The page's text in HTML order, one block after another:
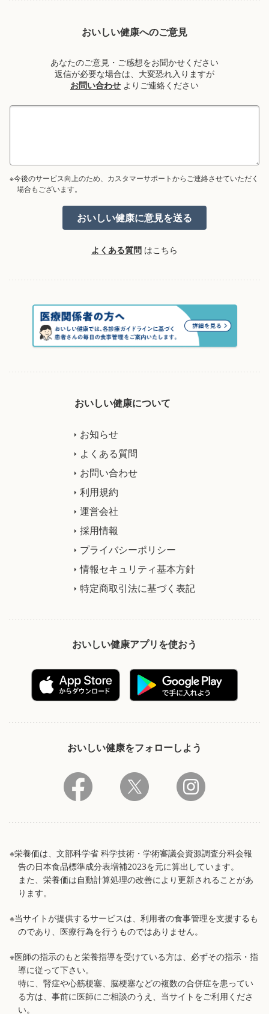
おいしい健康へのご意見
あなたのご意見・ご感想をお聞かせください
返信が必要な場合は、大変恐れ入りますが
お問い合わせ よりご連絡ください
※今後のサービス向上のため、カスタマーサポートからご連絡させていただく
場合もございます。
よくある質問 はこちら
おいしい健康について
お知らせ
よくある質問
お問い合わせ
利用規約
運営会社
採用情報
プライバシーポリシー
情報セキュリティ基本方針
特定商取引法に基づく表記
おいしい健康アプリを使おう
おいしい健康をフォローしよう
※栄養価は、文部科学省 科学技術・学術審議会資源調査分科会報
告の日本食品標準成分表増補2023を元に算出しています。
また、栄養価は自動計算処理の改善により更新されることがあ
ります。
※当サイトが提供するサービスは、利用者の食事管理を支援するも
のであり、医療行為を行うものではありません。
※医師の指示のもと栄養指導を受けている方は、必ずその指示・指
導に従って下さい。
特に、腎症や心筋梗塞、脳梗塞などの複数の合併症を患ってい
る方は、事前に医師にご相談のうえ、当サイトをご利用くださ
い。